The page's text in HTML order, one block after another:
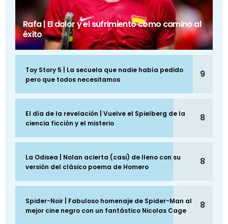
Rafa | El dolor y el sufrimiento como camino al
éxito
Toy Story 5 | La secuela que nadie había pedido
pero que todos necesitamos
9
El día de la revelación | Vuelve el Spielberg de la
ciencia ficción y el misterio
8
La Odisea | Nolan acierta (casi) de lleno con su
versión del clásico poema de Homero
8
Spider-Noir | Fabuloso homenaje de Spider-Man al
mejor cine negro con un fantástico Nicolas Cage
8